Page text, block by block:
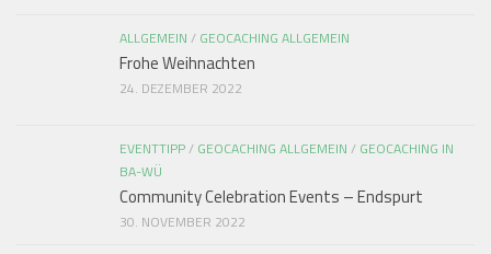
ALLGEMEIN / GEOCACHING ALLGEMEIN
Frohe Weihnachten
24. DEZEMBER 2022
EVENTTIPP/ GEOCACHING ALLGEMEIN / GEOCACHING IN
BA-WÜ
Community Celebration Events – Endspurt
30. NOVEMBER 2022